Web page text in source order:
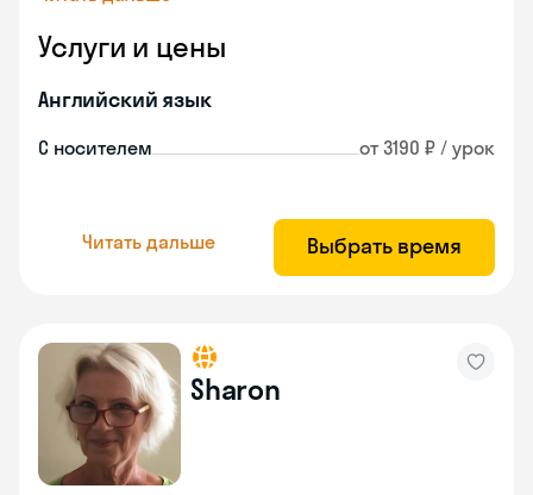
Услуги и цены
Английский язык
С носителем от 3190 ₽ / урок
Читать дальше Выбрать время
Sharon